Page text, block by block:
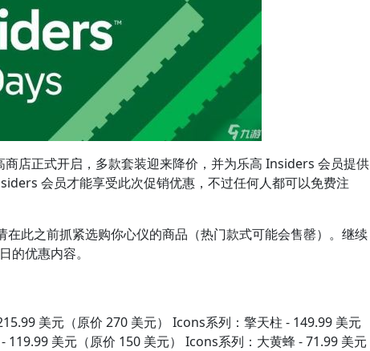
店正式开启，多款套装迎来降价，并为乐高 Insiders 会员提供
会员才能享受此次促销优惠，不过任何人都可以免费注
在此之前抓紧选购你心仪的商品（热门款式可能会售罄）。继续
的优惠内容。
美元（原价 270 美元） Icons系列：擎天柱 - 149.99 美元
119.99 美元（原价 150 美元） Icons系列：大黄蜂 - 71.99 美元